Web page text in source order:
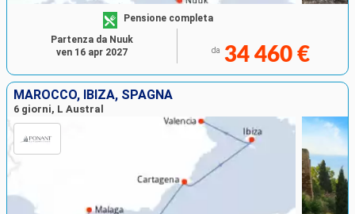
Pensione completa
da 34 460 €
Partenza da Nuuk
ven 16 apr 2027
MAROCCO, IBIZA, SPAGNA
6 giorni, L Austral